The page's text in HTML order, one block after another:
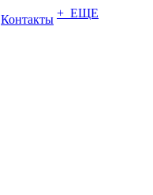
Контакты + ЕЩЕ